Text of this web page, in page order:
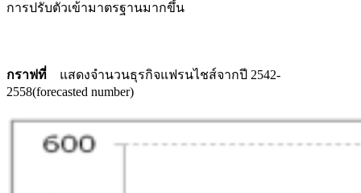
การปรับตัวเข้ามาตรฐานมากขึ้น
กราฟที่ แสดงจำนวนธุรกิจแฟรนไชส์จากปี 2542-
2558(forecasted number)